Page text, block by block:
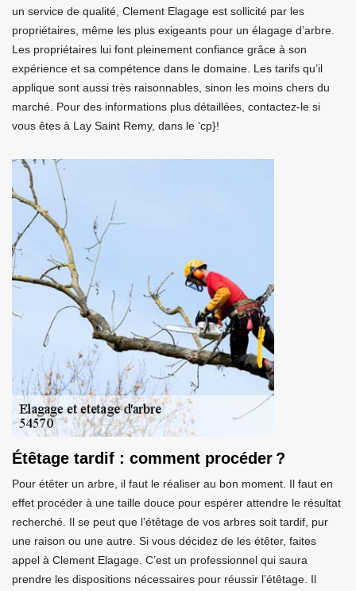
un service de qualité, Clement Elagage est sollicité par les
propriétaires, même les plus exigeants pour un élagage d’arbre.
Les propriétaires lui font pleinement confiance grâce à son
expérience et sa compétence dans le domaine. Les tarifs qu’il
applique sont aussi très raisonnables, sinon les moins chers du
marché. Pour des informations plus détaillées, contactez-le si
vous êtes à Lay Saint Remy, dans le ‘cp}!
Étêtage tardif : comment procéder ?
Pour étêter un arbre, il faut le réaliser au bon moment. Il faut en
effet procéder à une taille douce pour espérer attendre le résultat
recherché. Il se peut que l’étêtage de vos arbres soit tardif, pur
une raison ou une autre. Si vous décidez de les étêter, faites
appel à Clement Elagage. C’est un professionnel qui saura
prendre les dispositions nécessaires pour réussir l’étêtage. Il